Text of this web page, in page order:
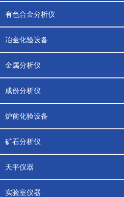
有色合金分析仪
冶金化验设备
金属分析仪
成份分析仪
炉前化验设备
矿石分析仪
天平仪器
实验室仪器